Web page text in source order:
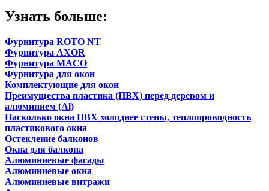
Узнать больше:
Фурнитура ROTO NT
Фурнитура AXOR
Фурнитура MACO
Фурнитура для окон
Комплектующие для окон
Преимущества пластика (ПВХ) перед деревом и
алюминием (Al)
Насколько окна ПВХ холоднее стены, теплопроводность
пластикового окна
Остекление балконов
Окна для балкона
Алюминиевые фасады
Алюминиевые окна
Алюминиевые витражи